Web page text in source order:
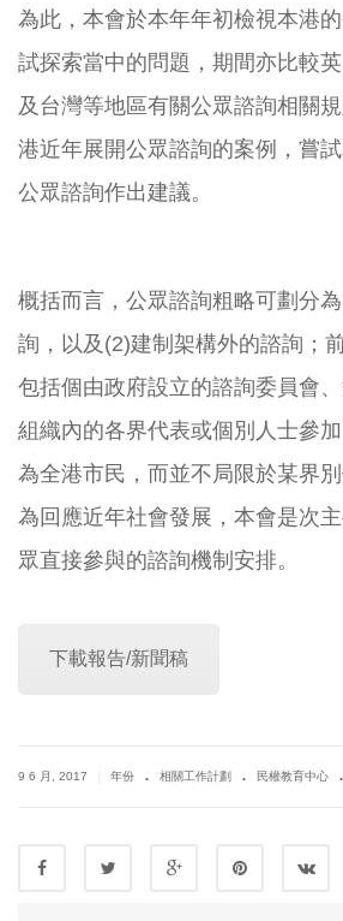
為此，本會於本年年初檢視本港
試探索當中的問題，期間亦比較
及台灣等地區有關公眾諮詢相關
港近年展開公眾諮詢的案例，嘗
公眾諮詢作出建議。
概括而言，公眾諮詢粗略可劃分
詢，以及(2)建制架構外的諮詢；
包括個由政府設立的諮詢委員會
組織內的各界代表或個別人士參
為全港市民，而並不局限於某界別
為回應近年社會發展，本會是次
眾直接參與的諮詢機制安排。
下載報告/新聞稿
9 6 月, 2017 年份 . 相關工作計劃 . 民權教育中心 .